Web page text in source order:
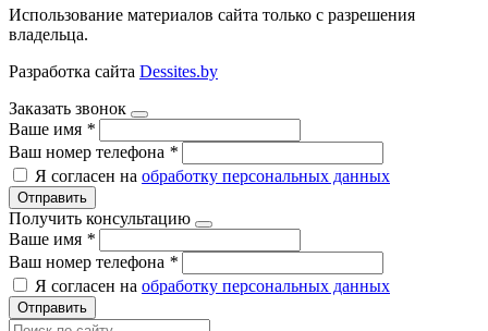
Использование материалов сайта только с разрешения
владельца.
Разработка сайта Dessites.by
Заказать звонок
Ваше имя *
Ваш номер телефона *
Я согласен на обработку персональных данных
Отправить
Получить консультацию
Ваше имя *
Ваш номер телефона *
Я согласен на обработку персональных данных
Отправить